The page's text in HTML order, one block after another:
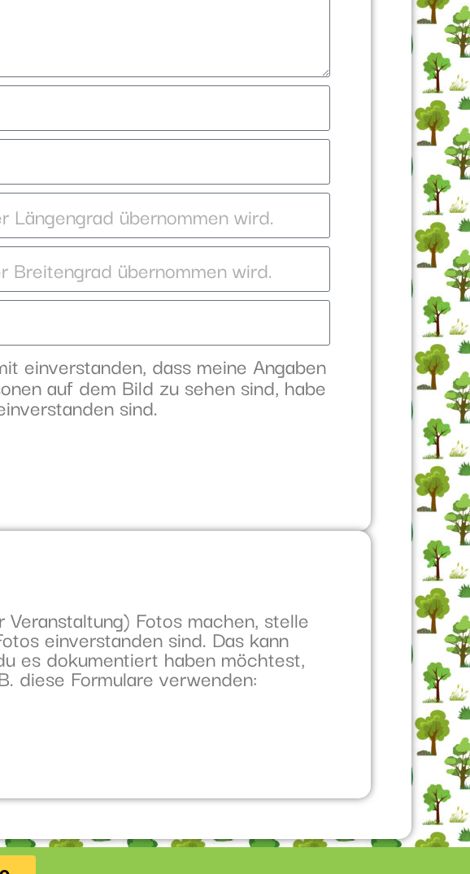
einverstanden, dass meine Angaben
auf dem Bild zu sehen sind, habe
sind.
Fotos machen, stelle
einverstanden sind. Das kann
es dokumentiert haben möchtest,
diese Formulare verwenden: